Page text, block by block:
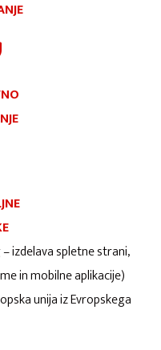
izdelava spletne strani,
in mobilne aplikacije)
unija iz Evropskega